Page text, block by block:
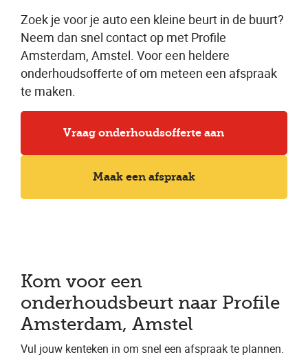
Zoek je voor je auto een kleine beurt in de buurt?
Neem dan snel contact op met Profile
Amsterdam, Amstel. Voor een heldere
onderhoudsofferte of om meteen een afspraak
te maken.
Vraag onderhoudsofferte aan
Maak een afspraak
Kom voor een
onderhoudsbeurt naar Profile
Amsterdam, Amstel
Vul jouw kenteken in om snel een afspraak te plannen.